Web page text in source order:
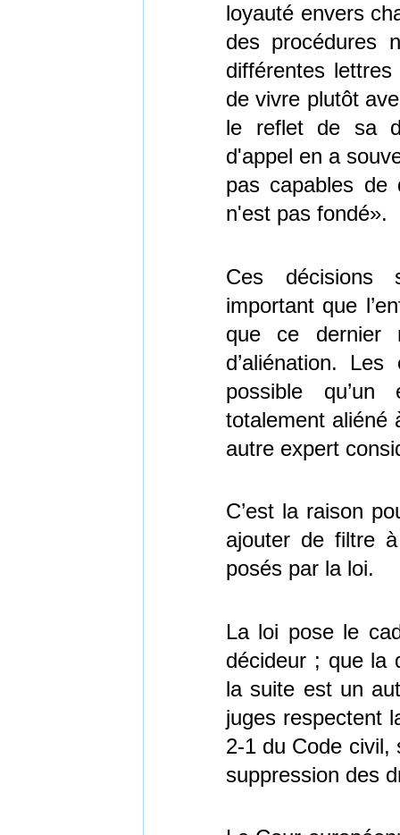
loyauté envers
des procédures
différentes
de vivre plutôt
le reflet de sa
d'appel en a
pas capables
n'est pas fondé».
Ces décisions
important que
que ce dernier
d’aliénation.
possible
totalement aliéné
autre expert
C’est la raison
ajouter de filtre à
posés par la loi.
La loi pose le
décideur ; que la
la suite est un
juges respectent
2-1 du Code civil,
suppression des